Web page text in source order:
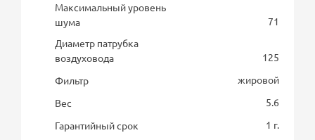
Максимальный уровень
шума
71
Диаметр патрубка
воздуховода
125
Фильтр
жировой
Вес
5.6
Гарантийный срок
1 г.